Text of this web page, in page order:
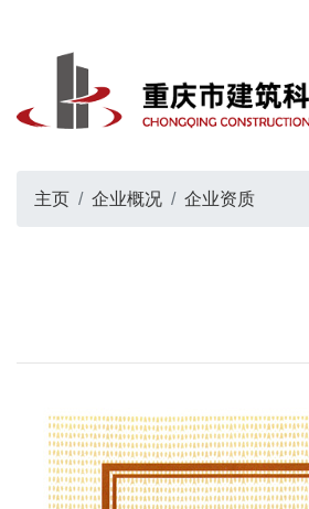
主页 企业概况 企业资质